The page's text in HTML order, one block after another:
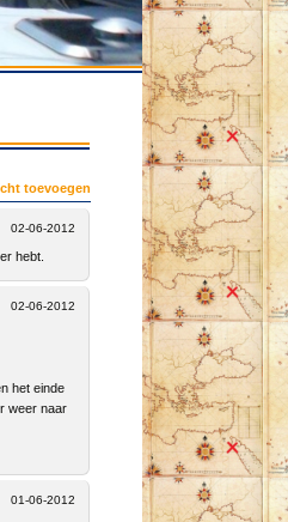
toevoegen
02-06-2012
hebt.
02-06-2012
het einde
weer naar
01-06-2012